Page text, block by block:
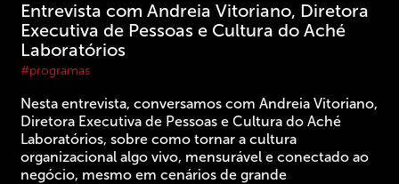
Entrevista com Andreia Vitoriano, Diretora
Executiva de Pessoas e Cultura do Aché
Laboratórios
#programas
Nesta entrevista, conversamos com Andreia Vitoriano,
Diretora Executiva de Pessoas e Cultura do Aché
Laboratórios, sobre como tornar a cultura
organizacional algo vivo, mensurável e conectado ao
negócio, mesmo em cenários de grande